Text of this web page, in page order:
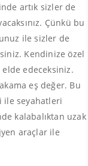
artık sizler de
Çünkü bu
ile sizler de
Kendinize özel
edeceksiniz.
eş değer. Bu
ile seyahatleri
kalabalıktan uzak
araçlar ile